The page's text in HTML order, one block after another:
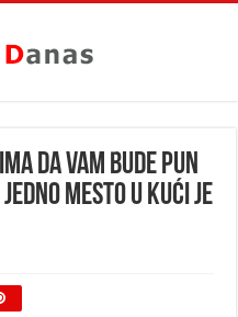
DA VAM BUDE PUN
mesto u kući je